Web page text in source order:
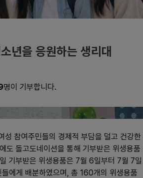
년을 응원하는 생리대
명이 기부합니다.
성 참여주민들의 경제적 부담을 덜고 건강한
도 돌고도네이션을 통해 기부받은 위생용품
기부받은 위생용품은 7월 6일부터 7월 7일
에게 배분하였으며, 총 160개의 위생용품